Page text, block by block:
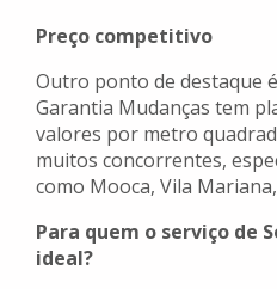
Preço competitivo
Outro ponto de destaque
Garantia Mudanças tem
valores por metro
muitos concorrentes,
como Mooca, Vila
Para quem o serviço de
ideal?